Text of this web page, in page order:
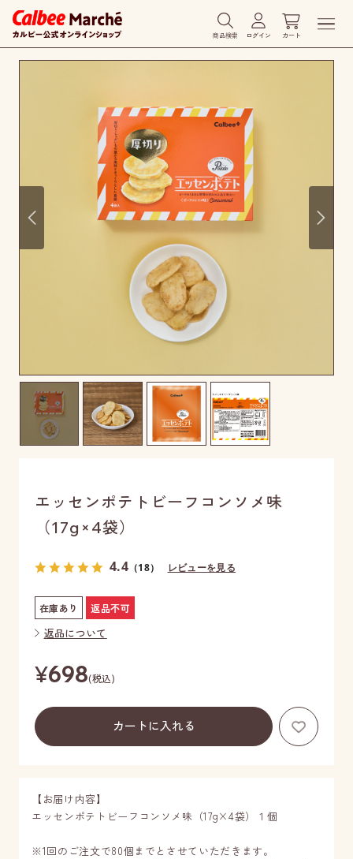
商品検索 ログイン カート
エッセンポテトビーフコンソメ味
（17g×4袋）
4.4 （18） レビューを見る
在庫あり 返品不可
返品について
¥698(税込)
【お届け内容】
エッセンポテトビーフコンソメ味（17g×4袋）１個
※1回のご注文で80個までとさせていただきます。